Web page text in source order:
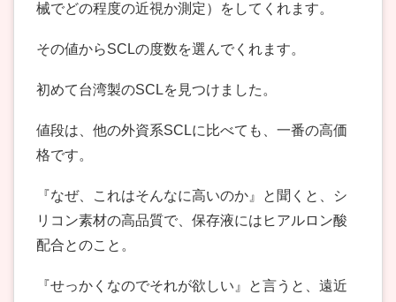
械でどの程度の近視か測定）をしてくれます。
その値からSCLの度数を選んでくれます。
初めて台湾製のSCLを見つけました。
値段は、他の外資系SCLに比べても、一番の高価
格です。
『なぜ、これはそんなに高いのか』と聞くと、シ
リコン素材の高品質で、保存液にはヒアルロン酸
配合とのこと。
『せっかくなのでそれが欲しい』と言うと、遠近